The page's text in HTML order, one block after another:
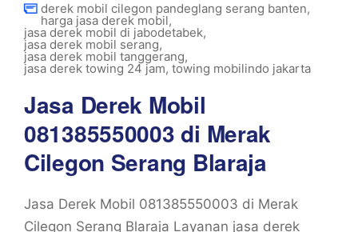
derek mobil cilegon pandeglang serang banten,
harga jasa derek mobil,
jasa derek mobil di jabodetabek,
jasa derek mobil serang,
jasa derek mobil tanggerang,
jasa derek towing 24 jam, towing mobilindo jakarta
Jasa Derek Mobil
081385550003 di Merak
Cilegon Serang Blaraja
Jasa Derek Mobil 081385550003 di Merak
Cilegon Serang Blaraja Layanan jasa derek